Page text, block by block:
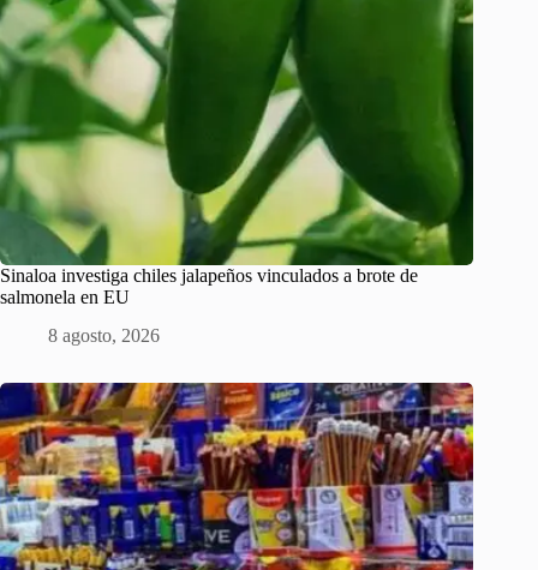
Sinaloa investiga chiles jalapeños vinculados a brote de
salmonela en EU
8 agosto, 2026